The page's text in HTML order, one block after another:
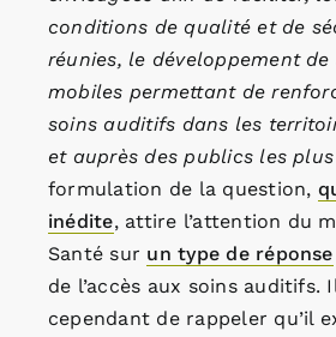
conditions de qualité et de
réunies, le développement
mobiles permettant de
soins auditifs dans les
et auprès des publics les
formulation de la question,
inédite, attire l’attention du
Santé sur un type de réponse
de l’accès aux soins auditifs.
cependant de rappeler qu’il